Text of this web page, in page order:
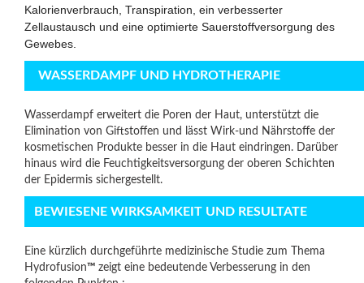
Kalorienverbrauch, Transpiration, ein verbesserter
Zellaustausch und eine optimierte Sauerstoffversorgung des
Gewebes.
WASSERDAMPF UND HYDROTHERAPIE
Wasserdampf erweitert die Poren der Haut, unterstützt die
Elimination von Giftstoffen und lässt Wirk-und Nährstoffe der
kosmetischen Produkte besser in die Haut eindringen. Darüber
hinaus wird die Feuchtigkeitsversorgung der oberen Schichten
der Epidermis sichergestellt.
BEWIESENE WIRKSAMKEIT UND RESULTATE
Eine kürzlich durchgeführte medizinische Studie zum Thema
Hydrofusion™ zeigt eine bedeutende Verbesserung in den